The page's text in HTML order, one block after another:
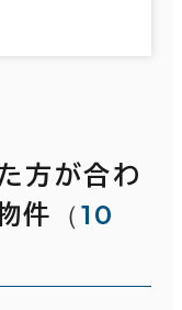
方が合わ
件
（10